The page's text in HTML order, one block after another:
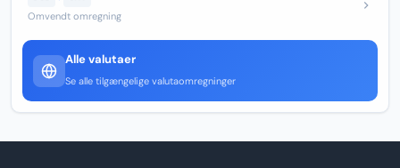
Omvendt omregning
Alle valutaer
Se alle tilgængelige valutaomregninger